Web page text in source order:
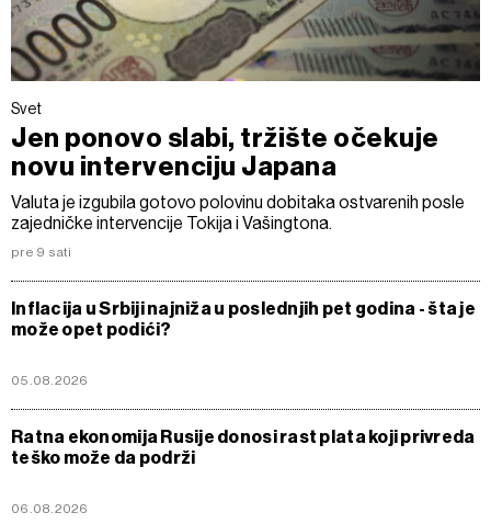
Svet
Jen ponovo slabi, tržište očekuje
novu intervenciju Japana
Valuta je izgubila gotovo polovinu dobitaka ostvarenih posle
zajedničke intervencije Tokija i Vašingtona.
pre 9 sati
Inflacija u Srbiji najniža u poslednjih pet godina - šta je
može opet podići?
05.08.2026
Ratna ekonomija Rusije donosi rast plata koji privreda
teško može da podrži
06.08.2026